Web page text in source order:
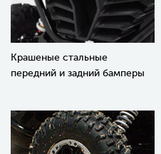
Крашеные стальные
передний и задний бамперы